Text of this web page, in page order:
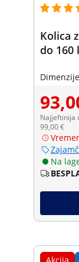
Kolica
do 160
Najjeftinija
99,00 €
Na
Akcija